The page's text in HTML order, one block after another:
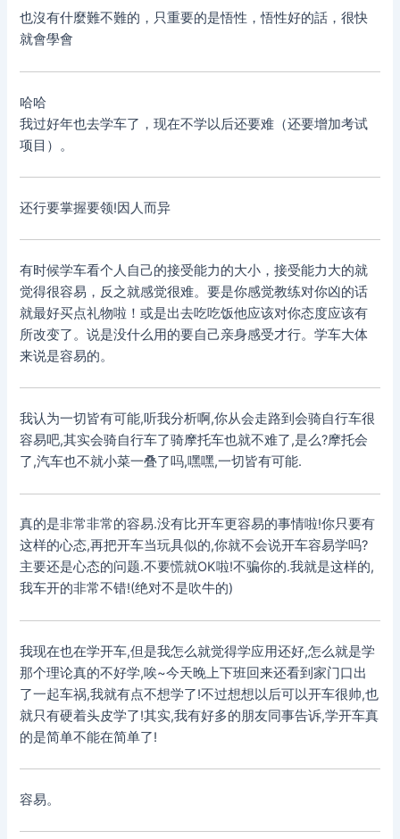
也沒有什麼難不難的，只重要的是悟性，悟性好的話，很快
就會學會
哈哈
我过好年也去学车了，现在不学以后还要难（还要增加考试
项目）。
还行要掌握要领!因人而异
有时候学车看个人自己的接受能力的大小，接受能力大的就
觉得很容易，反之就感觉很难。要是你感觉教练对你凶的话
就最好买点礼物啦！或是出去吃吃饭他应该对你态度应该有
所改变了。说是没什么用的要自己亲身感受才行。学车大体
来说是容易的。
我认为一切皆有可能,听我分析啊,你从会走路到会骑自行车很
容易吧,其实会骑自行车了骑摩托车也就不难了,是么?摩托会
了,汽车也不就小菜一叠了吗,嘿嘿,一切皆有可能.
真的是非常非常的容易.没有比开车更容易的事情啦!你只要有
这样的心态,再把开车当玩具似的,你就不会说开车容易学吗?
主要还是心态的问题.不要慌就OK啦!不骗你的.我就是这样的,
我车开的非常不错!(绝对不是吹牛的)
我现在也在学开车,但是我怎么就觉得学应用还好,怎么就是学
那个理论真的不好学,唉~今天晚上下班回来还看到家门口出
了一起车祸,我就有点不想学了!不过想想以后可以开车很帅,也
就只有硬着头皮学了!其实,我有好多的朋友同事告诉,学开车真
的是简单不能在简单了!
容易。